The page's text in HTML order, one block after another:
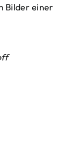
Bilder einer